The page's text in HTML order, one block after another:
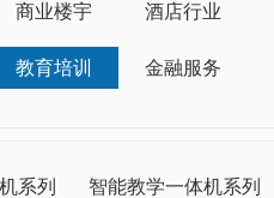
商业楼宇 酒店行业
教育培训 金融服务
系列 智能教学一体机系列